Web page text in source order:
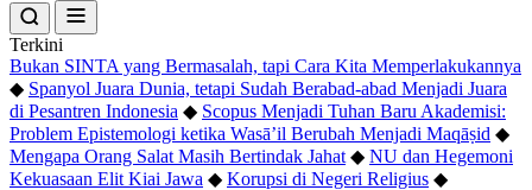
Terkini
Bukan SINTA yang Bermasalah, tapi Cara Kita Memperlakukannya
◆ Spanyol Juara Dunia, tetapi Sudah Berabad-abad Menjadi Juara
di Pesantren Indonesia ◆ Scopus Menjadi Tuhan Baru Akademisi:
Problem Epistemologi ketika Wasā’il Berubah Menjadi Maqāṣid ◆
Mengapa Orang Salat Masih Bertindak Jahat ◆ NU dan Hegemoni
Kekuasaan Elit Kiai Jawa ◆ Korupsi di Negeri Religius ◆